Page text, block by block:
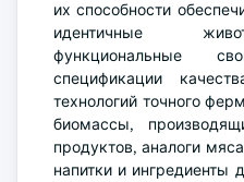
их способности
идентичные
функциональные
спецификации
технологий точного
биомассы,
продуктов, аналоги
напитки и ингредиенты